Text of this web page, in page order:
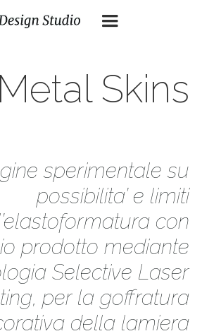
Metal Skins
sperimentale su
possibilita’ e limiti
con
prodotto mediante
Selective Laser
per la goffratura
della lamiera